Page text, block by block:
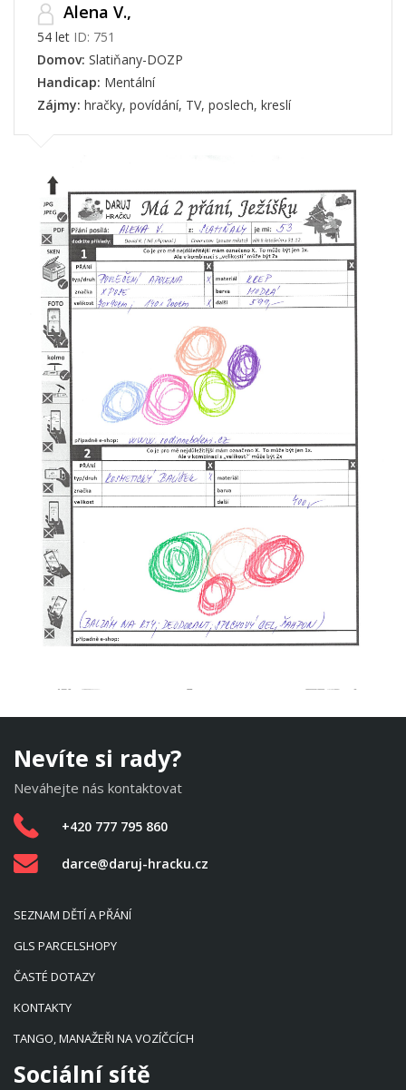
Alena V.,
54 let ID: 751
Domov: Slatiňany-DOZP
Handicap: Mentální
Zájmy: hračky, povídání, TV, poslech, kreslí
Nevíte si rady?
Neváhejte nás kontaktovat
+420 777 795 860
darce@daruj-hracku.cz
SEZNAM DĚTÍ A PŘÁNÍ
GLS PARCELSHOPY
ČASTÉ DOTAZY
KONTAKTY
TANGO, MANAŽEŘI NA VOZÍČCÍCH
Sociální sítě